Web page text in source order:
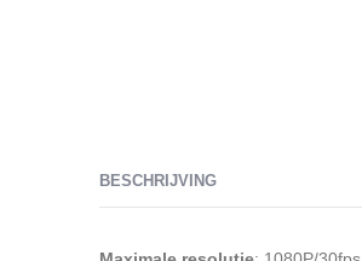
BESCHRIJVING